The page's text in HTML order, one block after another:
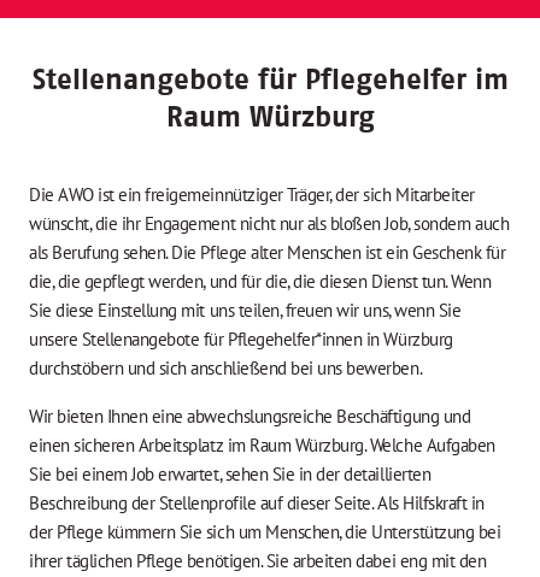
Stellenangebote für Pflegehelfer im
Raum Würzburg
Die AWO ist ein freigemeinnütziger Träger, der sich Mitarbeiter
wünscht, die ihr Engagement nicht nur als bloßen Job, sondern auch
als Berufung sehen. Die Pflege alter Menschen ist ein Geschenk für
die, die gepflegt werden, und für die, die diesen Dienst tun. Wenn
Sie diese Einstellung mit uns teilen, freuen wir uns, wenn Sie
unsere Stellenangebote für Pflegehelfer*innen in Würzburg
durchstöbern und sich anschließend bei uns bewerben.
Wir bieten Ihnen eine abwechslungsreiche Beschäftigung und
einen sicheren Arbeitsplatz im Raum Würzburg. Welche Aufgaben
Sie bei einem Job erwartet, sehen Sie in der detaillierten
Beschreibung der Stellenprofile auf dieser Seite. Als Hilfskraft in
der Pflege kümmern Sie sich um Menschen, die Unterstützung bei
ihrer täglichen Pflege benötigen. Sie arbeiten dabei eng mit den